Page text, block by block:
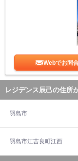
Webでお問
レジデンス辰己の住所
羽島市
羽島市江吉良町江西